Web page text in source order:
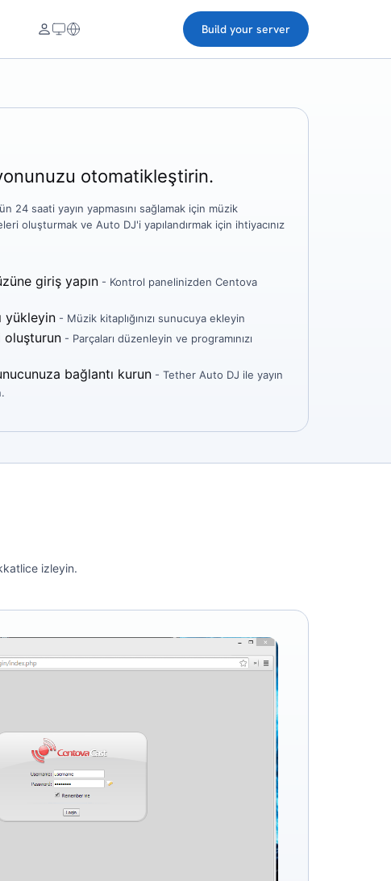
Build your server
otomatikleştirin.
24 saati yayın yapmasını sağlamak için müzik
oluşturmak ve Auto DJ'i yapılandırmak için ihtiyacınız
giriş yapın - Kontrol panelinizden Centova
yükleyin - Müzik kitaplığınızı sunucuya ekleyin
oluşturun - Parçaları düzenleyin ve programınızı
bağlantı kurun - Tether Auto DJ ile yayın
izleyin.